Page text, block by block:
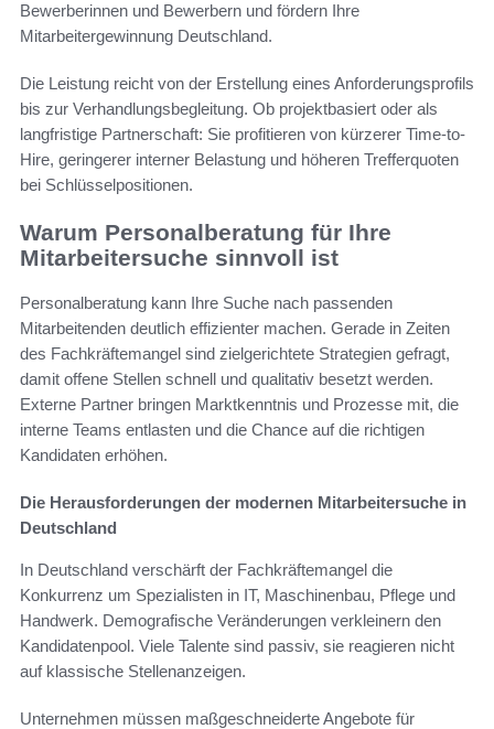
Bewerberinnen und Bewerbern und fördern Ihre
Mitarbeitergewinnung Deutschland.
Die Leistung reicht von der Erstellung eines Anforderungsprofils
bis zur Verhandlungsbegleitung. Ob projektbasiert oder als
langfristige Partnerschaft: Sie profitieren von kürzerer Time-to-
Hire, geringerer interner Belastung und höheren Trefferquoten
bei Schlüsselpositionen.
Warum Personalberatung für Ihre
Mitarbeitersuche sinnvoll ist
Personalberatung kann Ihre Suche nach passenden
Mitarbeitenden deutlich effizienter machen. Gerade in Zeiten
des Fachkräftemangel sind zielgerichtete Strategien gefragt,
damit offene Stellen schnell und qualitativ besetzt werden.
Externe Partner bringen Marktkenntnis und Prozesse mit, die
interne Teams entlasten und die Chance auf die richtigen
Kandidaten erhöhen.
Die Herausforderungen der modernen Mitarbeitersuche in
Deutschland
In Deutschland verschärft der Fachkräftemangel die
Konkurrenz um Spezialisten in IT, Maschinenbau, Pflege und
Handwerk. Demografische Veränderungen verkleinern den
Kandidatenpool. Viele Talente sind passiv, sie reagieren nicht
auf klassische Stellenanzeigen.
Unternehmen müssen maßgeschneiderte Angebote für